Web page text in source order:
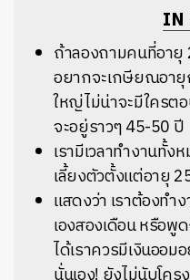
IN
ถ้าลองถามคนที่อายุ
อยากจะเกษียณอายุ
ใหญ่ไม่น่าจะมีใครต
จะอยู่ราวๆ 45-50 ปี
เรามีเวลาทำงานทั้ง
เลี้ยงตัวตั้งแต่อายุ
แสดงว่า เราต้องทำ
เองสองเดือน หรือพู
ได้เราควรมีเงินออ